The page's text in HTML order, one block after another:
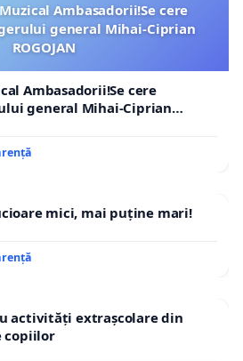
Ambasadorii!Se cere
general Mihai-Ciprian
ROGOJAN
Ambasadorii!Se cere
general Mihai-Ciprian
mici, mai puține mari!
activități extrașcolare din
copiilor